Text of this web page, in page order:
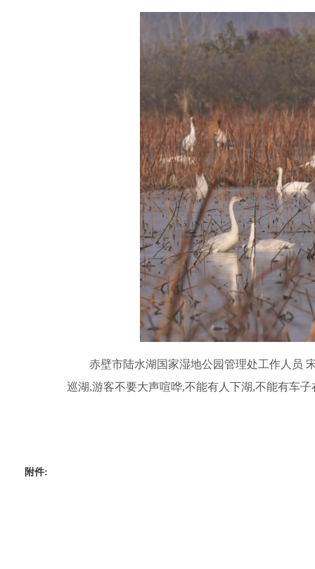
赤壁市陆水湖国家湿地公园管理处工作人员
巡湖,游客不要大声喧哗,不能有人下湖,不能有车
附件: